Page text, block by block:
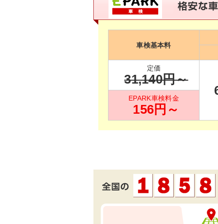
車検基本料
定価
31,140円～
EPARK車検料金
156円～